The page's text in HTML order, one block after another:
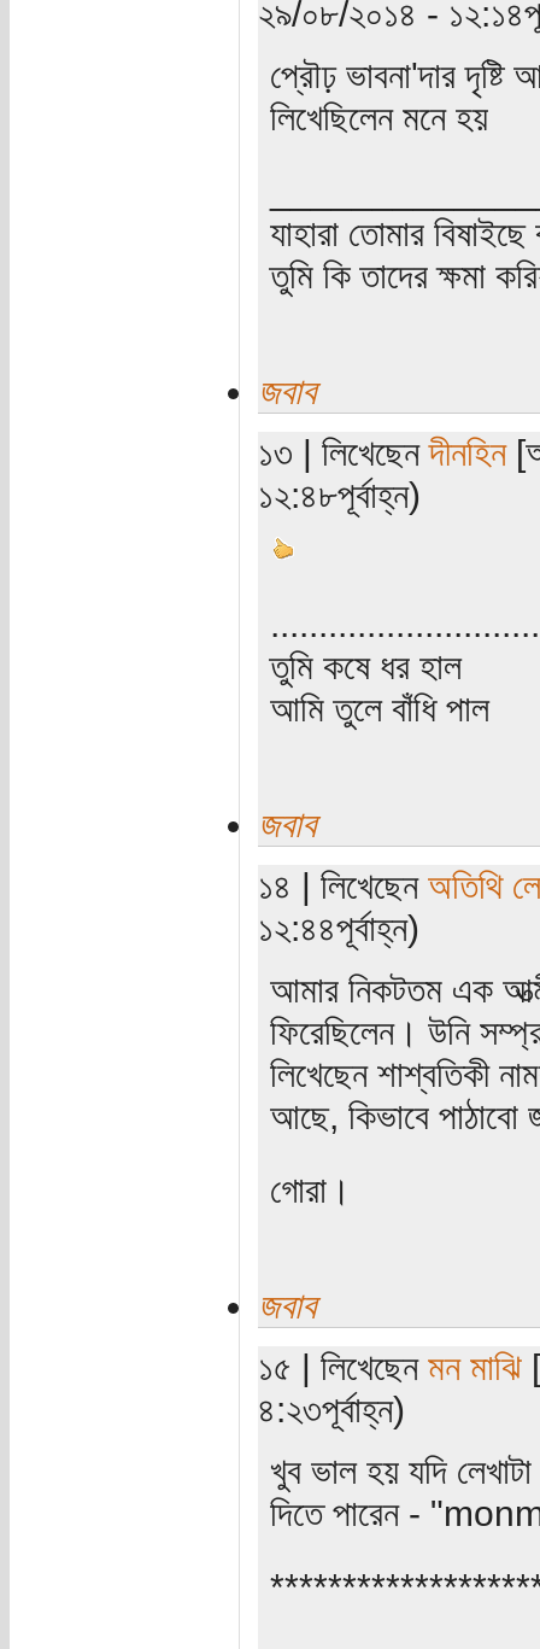
২৯/০৮/২০১৪ -
প্রৌঢ় ভাবনা'দার দৃষ্টি
লিখেছিলেন মনে হয়
যাহারা তোমার
তুমি কি তাদের ক্ষমা
জবাব
১৩ | লিখেছেনদীনহিন
১২:৪৮পূর্বাহ্ন)
তুমি কষে ধর হাল
আমি তুলে বাঁধি পাল
জবাব
১৪ | লিখেছেন অতিথি
১২:৪৪পূর্বাহ্ন)
আমার নিকটতম এক
ফিরেছিলেন। উনি
লিখেছেন শাশ্বতিকী
আছে, কিভাবে পাঠাবো
গোরা।
জবাব
১৫ | লিখেছেন মন মাঝি
৪:২৩পূর্বাহ্ন)
খুব ভাল হয় যদি
দিতে পারেন -